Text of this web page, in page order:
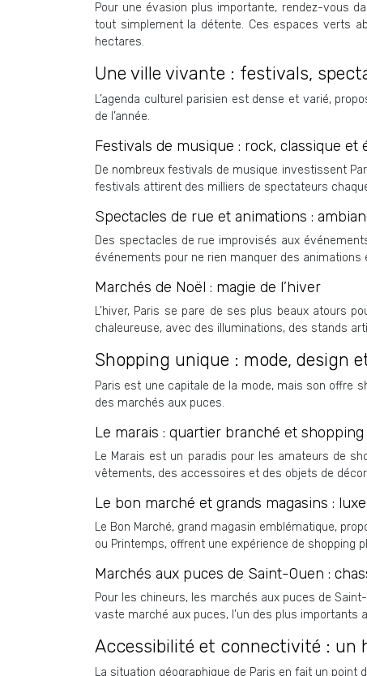
Pour une évasion plus importante, rendez-vous
tout simplement la détente. Ces espaces verts
hectares.
Une ville vivante : festivals,
L’agenda culturel parisien est dense et varié,
de l’année.
Festivals de musique : rock, classique et
De nombreux festivals de musique investissent
festivals attirent des milliers de spectateurs
Spectacles de rue et animations :
Des spectacles de rue improvisés aux
événements pour ne rien manquer des
Marchés de Noël : magie de l’hiver
L’hiver, Paris se pare de ses plus beaux atours
chaleureuse, avec des illuminations, des stands
Shopping unique : mode, design
Paris est une capitale de la mode, mais son offre
des marchés aux puces.
Le marais : quartier branché et
Le Marais est un paradis pour les amateurs de
vêtements, des accessoires et des objets de
Le bon marché et grands magasins :
Le Bon Marché, grand magasin emblématique,
ou Printemps, offrent une expérience de
Marchés aux puces de Saint-Ouen :
Pour les chineurs, les marchés aux puces de
vaste marché aux puces, l’un des plus importants
Accessibilité et connectivité : un
La situation géographique de Paris en fait un point